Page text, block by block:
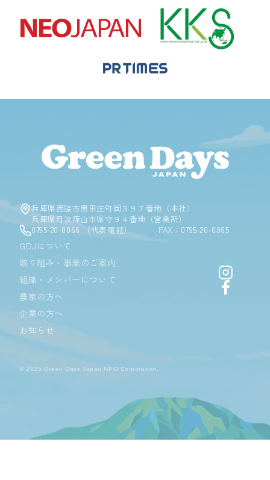
GDJについて
取り組み・事業のご案内
組織・メンバーについて
農家の方へ
企業の方へ
お知らせ
Green
兵庫県西脇市黒田庄町岡３９７番地（本社）
兵庫県丹波篠山市県守９４番地（営業所）
0795-20-0066 （代表電話） FAX： 0795-20-0065
© 2025 Green Days Japan NPO Corporation.